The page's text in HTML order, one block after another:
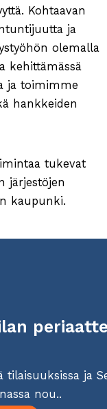
Kohtaavan
ja
olemalla
kehittämässä
ja toimimme
hankkeiden
tukevat
järjestöjen
kaupunki.
tilaisuuksissa ja
nou..